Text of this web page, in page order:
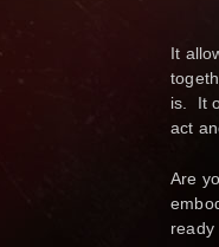
It
is. It
act
Are
ready